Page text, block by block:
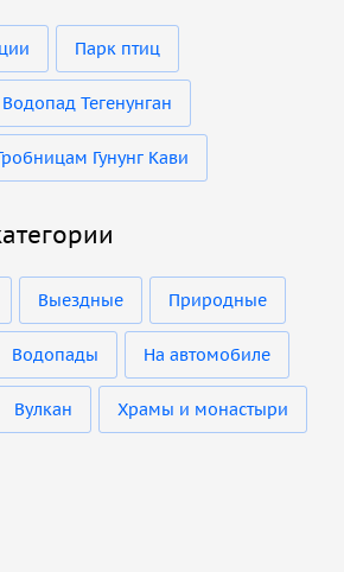
Парк птиц
Водопад Тегенунган
Гунунг Кави
Выездные Природные
Водопады На автомобиле
Вулкан Храмы и монастыри